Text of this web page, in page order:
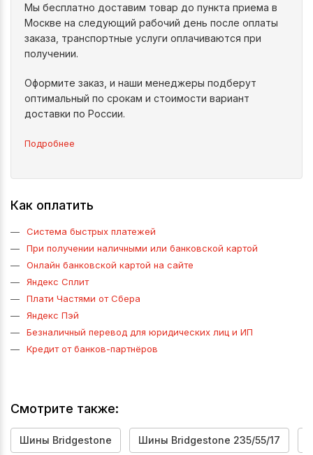
Мы бесплатно доставим товар до пункта приема в
Москве на следующий рабочий день после оплаты
заказа, транспортные услуги оплачиваются при
получении.
Оформите заказ, и наши менеджеры подберут
оптимальный по срокам и стоимости вариант
доставки по России.
Подробнее
Как оплатить
Система быстрых платежей
При получении наличными или банковской картой
Онлайн банковской картой на сайте
Яндекс Сплит
Плати Частями от Сбера
Яндекс Пэй
Безналичный перевод для юридических лиц и ИП
Кредит от банков-партнёров
Смотрите также:
Шины Bridgestone Шины Bridgestone 235/55/17